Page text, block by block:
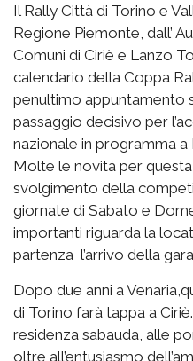
Il Rally Città di Torino e
Regione Piemonte, dall’
Comuni di Ciriè e Lanzo
calendario della Coppa
penultimo appuntamento
passaggio decisivo per
nazionale in programma
Molte le novità per
svolgimento della
giornate di Sabato e
importanti riguarda la
partenza l’arrivo della
Dopo due anni a
di Torino farà tappa a
residenza sabauda, alle
oltre all’entusiasmo